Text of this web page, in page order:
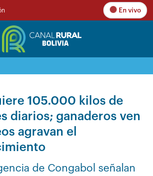
En vivo
105.000 kilos de
diarios; ganaderos ven
agravan el
de Congabol señalan